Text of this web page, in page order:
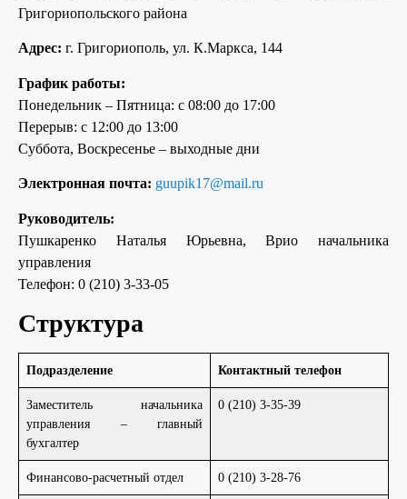
Григориопольского района
Адрес: г. Григориополь, ул. К.Маркса, 144
График работы:
Понедельник – Пятница: с 08:00 до 17:00
Перерыв: с 12:00 до 13:00
Суббота, Воскресенье – выходные дни
Электронная почта: guupik17@mail.ru
Руководитель:
Пушкаренко Наталья Юрьевна, Врио начальника
управления
Телефон: 0 (210) 3-33-05
Структура
Подразделение Контактный телефон
Заместитель начальника
управления – главный
бухгалтер
0 (210) 3-35-39
Финансово-расчетный отдел 0 (210) 3-28-76